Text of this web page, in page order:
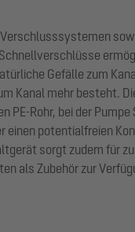
Gefälle zum
Kanal mehr besteht.
Rohr, bei der
potentialfreien
sorgt zudem für
als Zubehör zur